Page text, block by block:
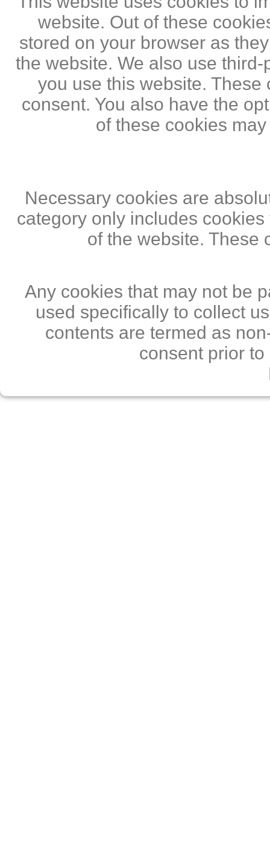
website. Out of these
stored on your browser as
the website. We also use
you use this website.
consent. You also have the
of these cookies
Necessary cookies are
category only includes
of the website. These
Any cookies that may not be
used specifically to collect
contents are termed as
consent prior